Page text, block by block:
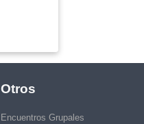
Otros
Encuentros Grupales